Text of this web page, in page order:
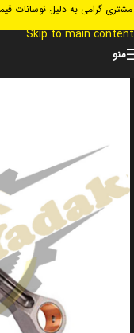
Skip to navigation
Skip to main content
مشتری گرامی به دلیل نوسانات
منو